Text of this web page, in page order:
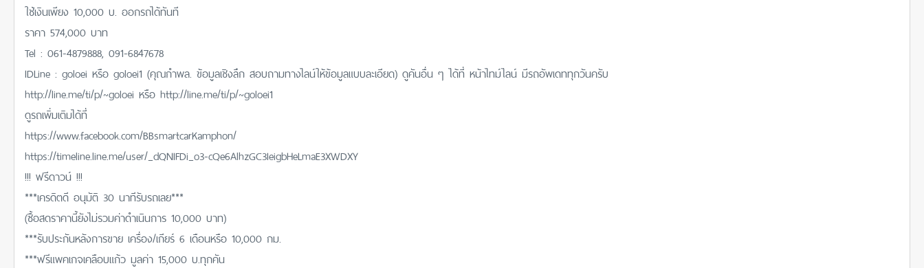
ใช้เงินเพียง 10,000 บ. ออกรถได้ทันที
ราคา 574,000 บาท
Tel : 061-4879888, 091-6847678
IDLine : goloei หรือ goloei1 (คุณกำพล. ข้อมูลเชิงลึก สอบถามทางไลน์ให้ข้อมูลแบบละเอียด) ดูคันอื่น ๆ ได้ที่ หน้าไทม์ไลน์ มีรถอัพเดททุกวันครับ
http://line.me/ti/p/~goloei หรือ http://line.me/ti/p/~goloei1
ดูรถเพิ่มเติมได้ที่
https://www.facebook.com/BBsmartcarKamphon/
https://timeline.line.me/user/_dQNIFDi_o3-cQe6AlhzGC3IeigbHeLmaE3XWDXY
!!! ฟรีดาวน์ !!!
***เครดิตดี อนุมัติ 30 นาทีรับรถเลย***
(ซื้อสดราคานี้ยังไม่รวมค่าดำเนินการ 10,000 บาท)
***รับประกันหลังการขาย เครื่อง/เกียร์ 6 เดือนหรือ 10,000 กม.
***ฟรีแพคเกจเคลือบแก้ว มูลค่า 15,000 บ.ทุกคัน